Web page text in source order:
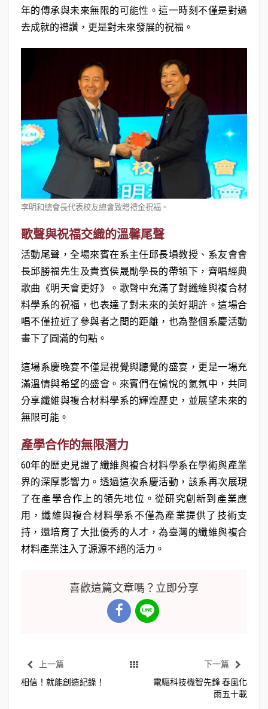
年的傳承與未來無限的可能性。這一時刻不僅是對過
去成就的禮讚，更是對未來發展的祝福。
李明和總會長代表校友總會致贈禮金祝福。
歌聲與祝福交織的溫馨尾聲
活動尾聲，全場來賓在系主任邱長塤教授、系友會會
長邱勝福先生及貴賓侯晟勛學長的帶領下，齊唱經典
歌曲《明天會更好》。歌聲中充滿了對纖維與複合材
料學系的祝福，也表達了對未來的美好期許。這場合
唱不僅拉近了參與者之間的距離，也為整個系慶活動
畫下了圓滿的句點。
這場系慶晚宴不僅是視覺與聽覺的盛宴，更是一場充
滿溫情與希望的盛會。來賓們在愉悅的氣氛中，共同
分享纖維與複合材料學系的輝煌歷史，並展望未來的
無限可能。
產學合作的無限潛力
60年的歷史見證了纖維與複合材料學系在學術與產業
界的深厚影響力。透過這次系慶活動，該系再次展現
了在產學合作上的領先地位。從研究創新到產業應
用，纖維與複合材料學系不僅為產業提供了技術支
持，還培育了大批優秀的人才，為臺灣的纖維與複合
材料產業注入了源源不絕的活力。
喜歡這篇文章嗎？立即分享
上一篇
相信！就能創造紀錄！
下一篇
電驅科技機智先鋒 春風化
雨五十載